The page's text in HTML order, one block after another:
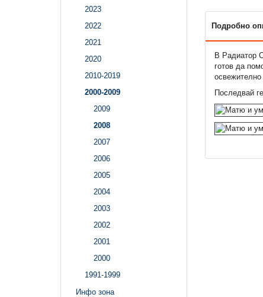
2023
2022
2021
2020
2010-2019
2000-2009
2009
2008
2007
2006
2005
2004
2003
2002
2001
2000
1991-1999
Инфо зона
Подробно
В Радиатор
готов да
Последвай